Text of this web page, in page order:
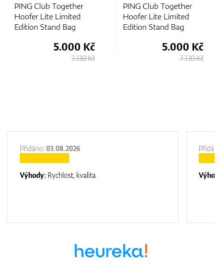
Dárkové poukazy
Club Together
Lite Limited
Stand Bag
5.000 Kč
7.130 Kč
PING Club Together
Hoofer Lite Limited
Edition Stand Bag
5.000 Kč
7.130 Kč
Přidáno: 03.08.2026
Výhody: Rychlost, kvalita